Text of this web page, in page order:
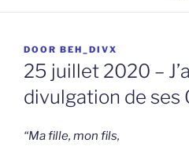
GEPLAATST
OP
DOOR BEH_DIVX
25 juillet 2020 –
divulgation de ses
“Ma fille, mon fils,